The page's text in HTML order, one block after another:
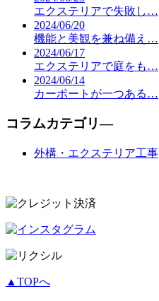
エクステリアで失敗し…
2024/06/20
機能と美観を兼ね備え…
2024/06/17
エクステリアで庭をも…
2024/06/14
カーポートが一つある…
コラムカテゴリ―
外構・エクステリア工事
▲TOPへ